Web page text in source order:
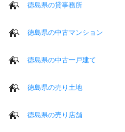
徳島県の貸事務所
徳島県の中古マンション
徳島県の中古一戸建て
徳島県の売り土地
徳島県の売り店舗